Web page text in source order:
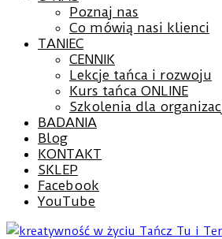
Poznaj nas
Co mówią nasi klienci
TANIEC
CENNIK
Lekcje tańca i rozwoju
Kurs tańca ONLINE
Szkolenia dla
BADANIA
Blog
KONTAKT
SKLEP
Facebook
YouTube